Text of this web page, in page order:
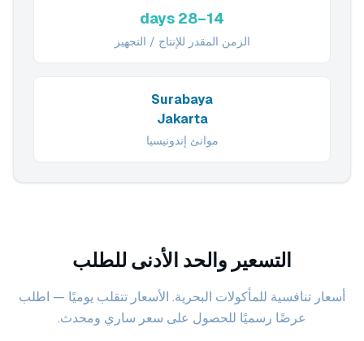
14–28 days
الزمن المقدر للإنتاج / التجهيز
Surabaya
Jakarta
موانئ إندونيسيا
التسعير والحد الأدنى للطلب
أسعار تنافسية للمأكولات البحرية. الأسعار تتقلب يوميًا — اطلب
عرضًا رسميًا للحصول على سعر ساري ومحدث.